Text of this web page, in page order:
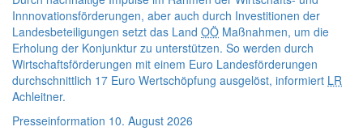
Innnovationsförderungen, aber auch durch Investitionen der
Landesbeteiligungen setzt das Land OÖ Maßnahmen, um die
Erholung der Konjunktur zu unterstützen. So werden durch
Wirtschaftsförderungen mit einem Euro Landesförderungen
durchschnittlich 17 Euro Wertschöpfung ausgelöst, informiert LR
Achleitner.
Presseinformation 10. August 2026